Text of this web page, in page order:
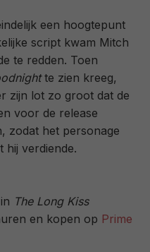
een hoogtepunt
script kwam Mitch
te redden. Toen
te zien kreeg,
zijn lot zo groot dat de
voor de release
zodat het personage
hij verdiende.
The Long Kiss
en kopen op Prime